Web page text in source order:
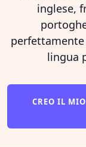
inglese,
lingua
CREO IL